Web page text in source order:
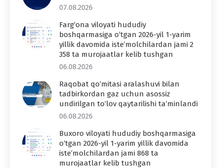
07.08.2026
Farg‘ona viloyati hududiy
boshqarmasiga o‘tgan 2026-yil 1-yarim
yillik davomida iste’molchilardan jami 2
358 ta murojaatlar kelib tushgan
06.08.2026
Raqobat qo‘mitasi aralashuvi bilan
tadbirkordan gaz uchun asossiz
undirilgan to‘lov qaytarilishi ta’minlandi
06.08.2026
Buxoro viloyati hududiy boshqarmasiga
o‘tgan 2026-yil 1-yarim yillik davomida
iste’molchilardan jami 868 ta
murojaatlar kelib tushgan